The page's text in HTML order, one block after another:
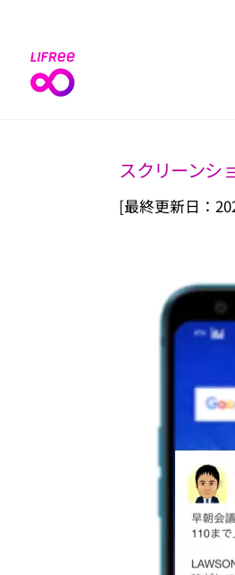
content
スクリーンシ
[最終更新日：